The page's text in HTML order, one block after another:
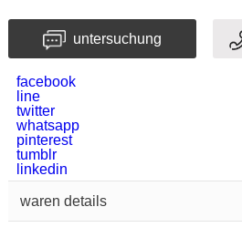
untersuchung
facebook
line
twitter
whatsapp
pinterest
tumblr
linkedin
waren details
bestätigungscode